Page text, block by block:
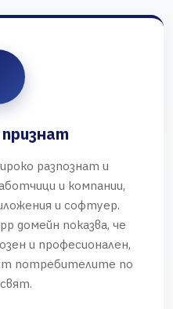
признат
разпознат и
и компании,
и софтуер.
домейн показва, че
и професионален,
потребителите по